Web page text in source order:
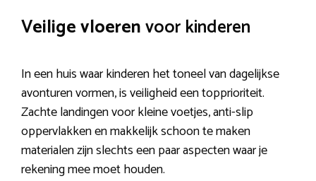
Veilige vloerenvoor kinderen
In een huis waar kinderen het toneel van dagelijkse
avonturen vormen, is veiligheid een topprioriteit.
Zachte landingen voor kleine voetjes, anti-slip
oppervlakken en makkelijk schoon te maken
materialen zijn slechts een paar aspecten waar je
rekening mee moet houden.